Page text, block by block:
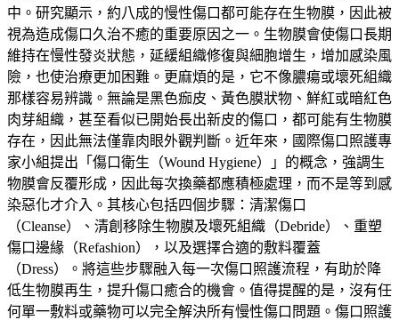
中。研究顯示，約八成的慢性傷口都可能存在生物膜，因此被
視為造成傷口久治不癒的重要原因之一。生物膜會使傷口長期
維持在慢性發炎狀態，延緩組織修復與細胞增生，增加感染風
險，也使治療更加困難。更麻煩的是，它不像膿瘍或壞死組織
那樣容易辨識。無論是黑色痂皮、黃色膜狀物、鮮紅或暗紅色
肉芽組織，甚至看似已開始長出新皮的傷口，都可能有生物膜
存在，因此無法僅靠肉眼外觀判斷。近年來，國際傷口照護專
家小組提出「傷口衛生（Wound Hygiene）」的概念，強調生
物膜會反覆形成，因此每次換藥都應積極處理，而不是等到感
染惡化才介入。其核心包括四個步驟：清潔傷口
（Cleanse）、清創移除生物膜及壞死組織（Debride）、重塑
傷口邊緣（Refashion），以及選擇合適的敷料覆蓋
（Dress）。將這些步驟融入每一次傷口照護流程，有助於降
低生物膜再生，提升傷口癒合的機會。值得提醒的是，沒有任
何單一敷料或藥物可以完全解決所有慢性傷口問題。傷口照護